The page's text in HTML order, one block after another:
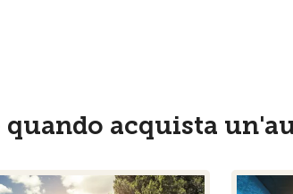
quando acquista